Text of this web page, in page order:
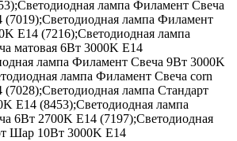
лампа Филамент Свеча
(7019);Светодиодная лампа Филамент
E14 (7216);Светодиодная лампа
матовая 6Вт 3000K E14
лампа Филамент Свеча 9Вт 3000K
лампа Филамент Свеча corn
лампа Стандарт
E14 (8453);Светодиодная лампа
6Вт 2700K E14 (7197);Светодиодная
Шар 10Вт 3000K E14